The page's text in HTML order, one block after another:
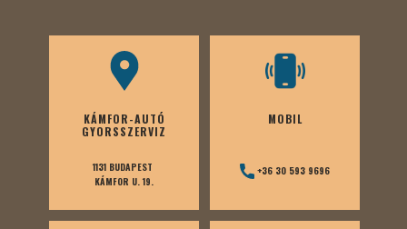
KÁMFOR-AUTÓ
GYORSSZERVIZ
1131 BUDAPEST
KÁMFOR U. 19.
MOBIL
+36 30 593 9696